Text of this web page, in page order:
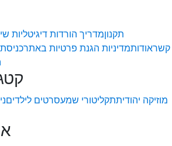
תקנוןמדריך הורדות דיגיטליות
קשראודותמדיניות הגנת פרטיות באתר
מוזיקה יהודיתתקליטורי שמעסרטים לילדים